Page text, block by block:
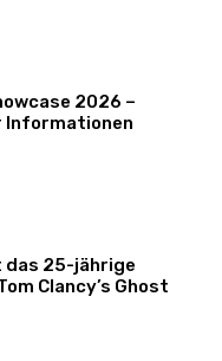
2026 –
Informationen
25-jährige
Clancy’s Ghost